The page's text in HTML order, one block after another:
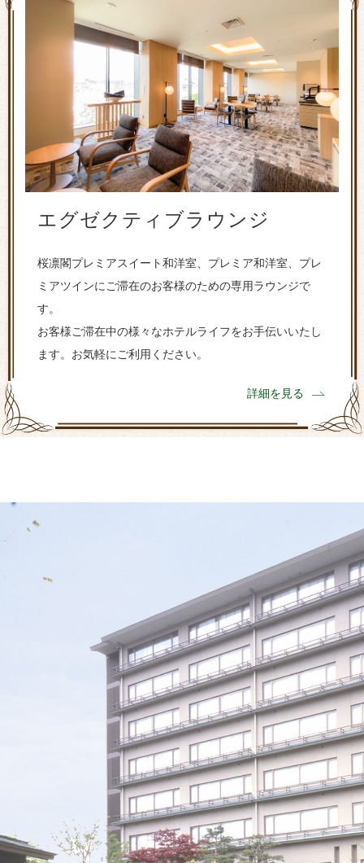
詳細を見る
プレミアツイン
(ユニバーサルデザイン)
です。
※3名利用の場合は1名分がエキストラベッドとなりま
詳細を見る
エグゼクティブラウンジ
桜凛閣プレミアスイート和洋室、プレミア和洋室、プレ
ミアツインにご滞在のお客様のための専用ラウンジで
す。
お客様ご滞在中の様々なホテルライフをお手伝いいたし
ます。お気軽にご利用ください。
詳細を見る